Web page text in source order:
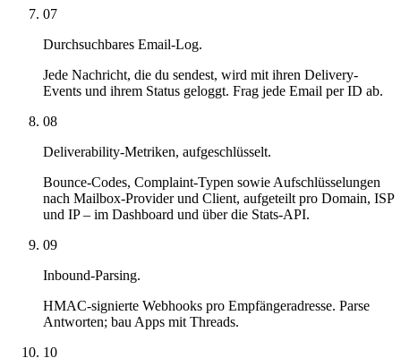
07
Durchsuchbares Email-Log.
Jede Nachricht, die du sendest, wird mit ihren Delivery-
Events und ihrem Status geloggt. Frag jede Email per ID ab.
08
Deliverability-Metriken, aufgeschlüsselt.
Bounce-Codes, Complaint-Typen sowie Aufschlüsselungen
nach Mailbox-Provider und Client, aufgeteilt pro Domain, ISP
und IP – im Dashboard und über die Stats-API.
09
Inbound-Parsing.
HMAC-signierte Webhooks pro Empfängeradresse. Parse
Antworten; bau Apps mit Threads.
10